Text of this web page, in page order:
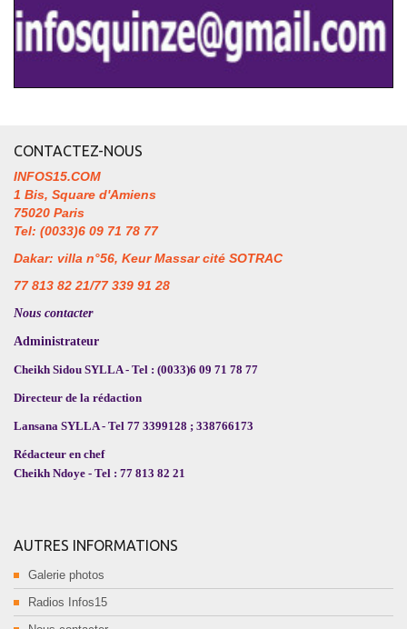
CONTACTEZ-NOUS
INFOS15.COM
1 Bis, Square d'Amiens
75020 Paris
Tel: (0033)6 09 71 78 77
Dakar: villa n°56, Keur Massar cité SOTRAC
77 813 82 21/77 339 91 28
Nous contacter
Administrateur
Cheikh Sidou SYLLA - Tel : (0033)6 09 71 78 77
Directeur de la rédaction
Lansana SYLLA - Tel 77 3399128 ; 338766173
Rédacteur en chef
Cheikh Ndoye - Tel : 77 813 82 21
AUTRES INFORMATIONS
Galerie photos
Radios Infos15